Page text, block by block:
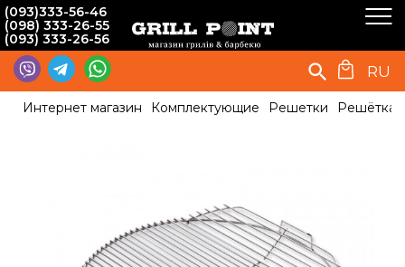
(093)333-56-46
(098) 333-26-55
(093) 333-26-56
RU
Интернет магазин Комплектующие Решетки Решётка